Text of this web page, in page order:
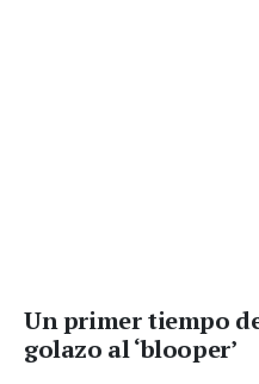
Un primer tiempo
golazo al ‘blooper’